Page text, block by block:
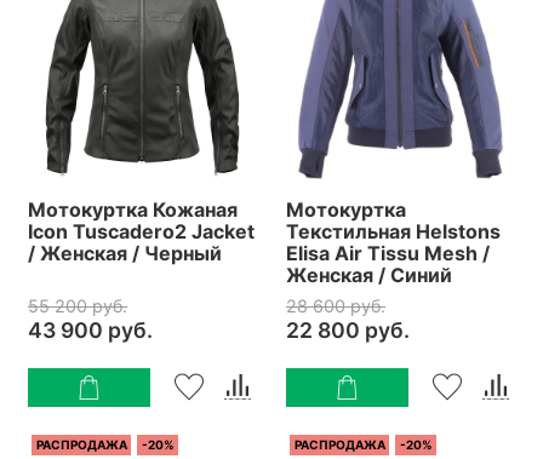
Мотокуртка Кожаная
Icon Tuscadero2 Jacket
/ Женская / Черный
55 200 руб.
43 900 руб.
Мотокуртка
Текстильная Helstons
Elisa Air Tissu Mesh /
Женская / Синий
28 600 руб.
22 800 руб.
РАСПРОДАЖА -20% РАСПРОДАЖА -20%